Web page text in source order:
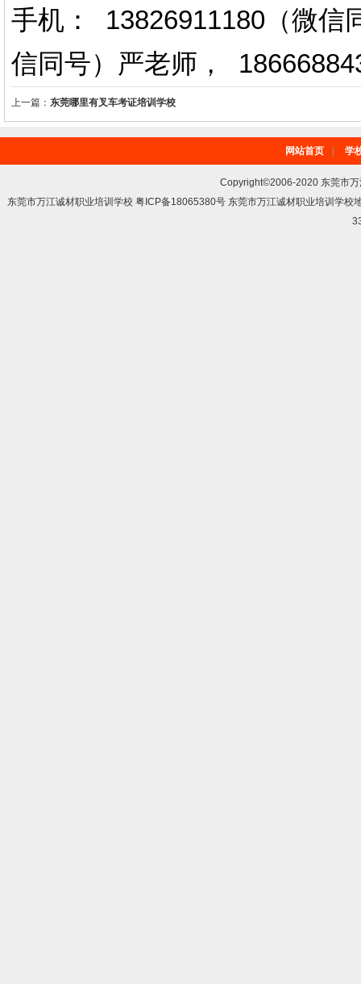
手机： 13826911180（微信
信同号）严老师 ，
上一篇： 东莞哪里有叉车考证培训学校
网站首页 学
Copyright©2006-2020 东莞市
东莞市万江诚材职业培训学校 粤ICP备18065380号 东莞市万江诚材职业培训学